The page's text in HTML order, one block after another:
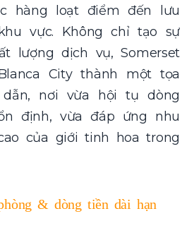
hàng loạt điểm đến lưu
vực. Không chỉ tạo sự
lượng dịch vụ, Somerset
City thành một tọa
nơi vừa hội tụ dòng
định, vừa đáp ứng nhu
của giới tinh hoa trong
& dòng tiền dài hạn